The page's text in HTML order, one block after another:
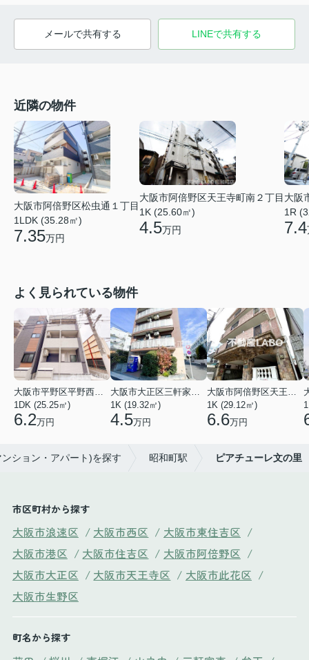
メールで共有する LINEで共有する
近隣の物件
大阪市阿倍野区松虫通１丁目
1LDK (35.28㎡)
7.35万円
大阪市阿倍野区天王寺町南２丁目
1K (25.60㎡)
4.5万円
大阪
1R
7.4
よく見られている物件
1DK (25.25㎡)
6.2万円
1K (19.32㎡)
4.5万円
1K (29.12㎡)
6.6万円
ション・アパート)を探す 昭和町駅 ピアチューレ文の里
市区町村から探す
大阪市浪速区 / 大阪市西区 / 大阪市東住吉区 /
大阪市港区 / 大阪市住吉区 / 大阪市阿倍野区 /
大阪市大正区 / 大阪市天王寺区 / 大阪市此花区 /
大阪市生野区
町名から探す